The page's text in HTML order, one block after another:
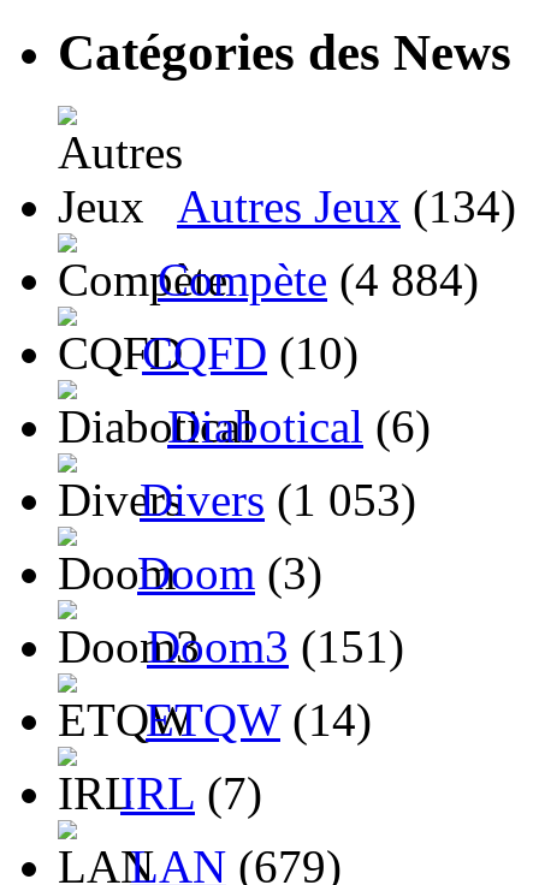
Catégories des News
Autres Jeux (134)
Compète (4 884)
CQFD (10)
Diabotical (6)
Divers (1 053)
Doom (3)
Doom3 (151)
ETQW(14)
IRL (7)
LAN (679)